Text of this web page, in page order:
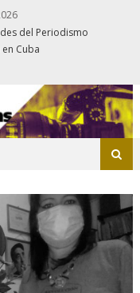
del Periodismo
Cuba